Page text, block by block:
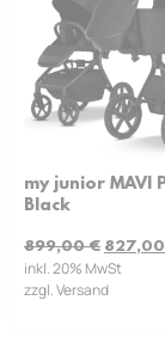
my junior MAVI
Black
899,00€ 827,00
inkl. 20% MwSt
zzgl. Versand